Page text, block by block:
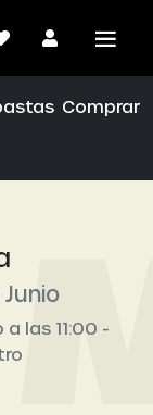
Comprar
las 11:00 -